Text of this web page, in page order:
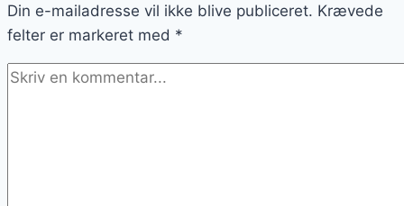
Din e-mailadresse vil ikke blive publiceret. Krævede
felter er markeret med *